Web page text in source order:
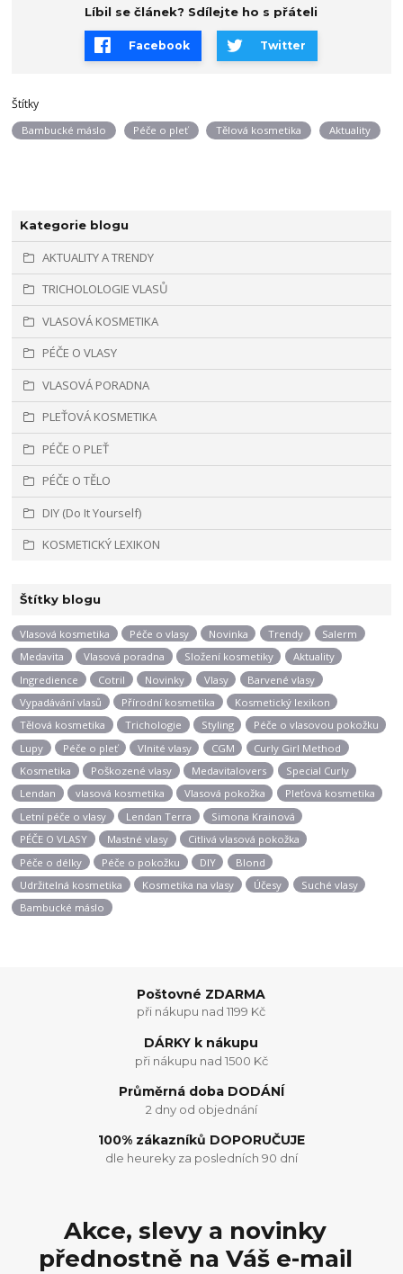
Kategorie blogu
AKTUALITY A TRENDY
TRICHOLOLOGIE VLASŮ
VLASOVÁ KOSMETIKA
PÉČE O VLASY
VLASOVÁ PORADNA
PLEŤOVÁ KOSMETIKA
PÉČE O PLEŤ
PÉČE O TĚLO
DIY (Do It Yourself)
KOSMETICKÝ LEXIKON
Štítky blogu
Vlasová kosmetika Péče o vlasy Novinka Trendy
Salerm
Medavita
Vlasová poradna Složení kosmetiky
Aktuality
Ingredience
Cotril Novinky Vlasy
Barvené vlasy
Vypadávání vlasů
Přírodní kosmetika
Kosmetický lexikon
Tělová kosmetika
Trichologie Styling
Péče o vlasovou pokožku
Lupy
Péče o pleť Vlnité vlasy CGM
Curly Girl Method
Kosmetika
Poškozené vlasy Medavitalovers
Special Curly
Lendan
vlasová kosmetika Vlasová pokožka
Pleťová kosmetika
Letní péče o vlasy
Lendan Terra
Simona Krainová
PÉČE O VLASY
Mastné vlasy
Citlivá vlasová pokožka
Péče o délky
Péče o pokožku DIY
Blond
Udržitelná kosmetika
Kosmetika na vlasy Účesy
Suché vlasy
Bambucké máslo
Líbil se článek? Sdílejte ho s přáteli
Facebook Twitter
Štítky
Bambucké máslo Péče o pleť Tělová kosmetika Aktuality
Poštovné ZDARMA
při nákupu nad 1199 Kč
DÁRKY k nákupu
při nákupu nad 1500 Kč
Průměrná doba DODÁNÍ
2 dny od objednání
100% zákazníků DOPORUČUJE
dle heureky za posledních 90 dní
Akce, slevy a novinky
přednostně na Váš e-mail